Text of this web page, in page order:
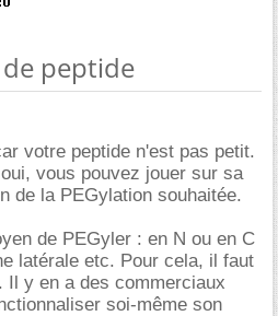
de peptide
votre peptide n'est pas petit.
vous pouvez jouer sur sa
de la PEGylation souhaitée.
de PEGyler : en N ou en C
latérale etc. Pour cela, il faut
Il y en a des commerciaux
soi-même son